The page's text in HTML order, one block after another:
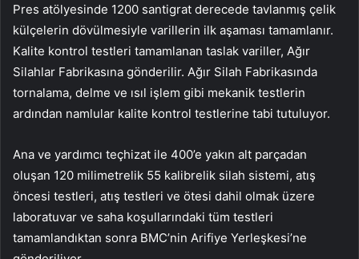
Pres atölyesinde 1200 santigrat derecede tavlanmış çelik
külçelerin dövülmesiyle varillerin ilk aşaması tamamlanır.
Kalite kontrol testleri tamamlanan taslak variller, Ağır
Silahlar Fabrikasına gönderilir. Ağır Silah Fabrikasında
tornalama, delme ve ısıl işlem gibi mekanik testlerin
ardından namlular kalite kontrol testlerine tabi tutuluyor.
Ana ve yardımcı teçhizat ile 400’e yakın alt parçadan
oluşan 120 milimetrelik 55 kalibrelik silah sistemi, atış
öncesi testleri, atış testleri ve ötesi dahil olmak üzere
laboratuvar ve saha koşullarındaki tüm testleri
tamamlandıktan sonra BMC’nin Arifiye Yerleşkesi’ne